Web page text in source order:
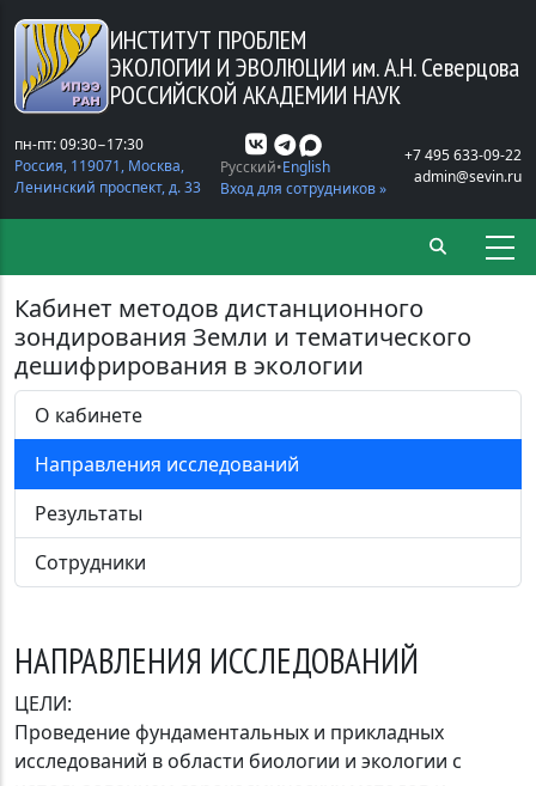
Перейти к основному содержанию
ИНСТИТУТ ПРОБЛЕМ
ЭКОЛОГИИ И ЭВОЛЮЦИИ им. А.Н. Северцова
РОССИЙСКОЙ АКАДЕМИИ НАУК
пн-пт: 09:30−17:30
Россия, 119071, Москва,
Ленинский проспект, д. 33
Русский English
Вход для сотрудников »
+7 495 633-09-22
admin@sevin.ru
Кабинет методов дистанционного
зондирования Земли и тематического
дешифрирования в экологии
О кабинете
Направления исследований
Результаты
Сотрудники
НАПРАВЛЕНИЯ ИССЛЕДОВАНИЙ
ЦЕЛИ:
Проведение фундаментальных и прикладных
исследований в области биологии и экологии с